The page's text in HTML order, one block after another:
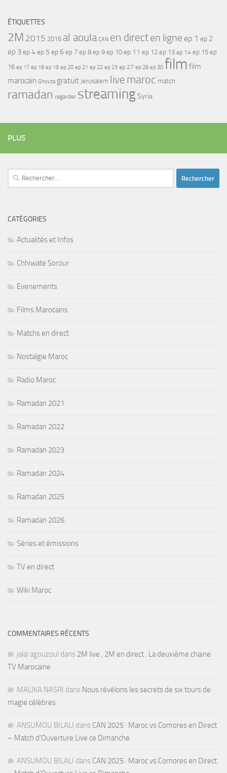
ÉTIQUETTES
2M 2015 2016 al aoula CAN en directen ligne ep 1 ep 2
ep 3ep 4ep 5 ep 6 ep 7 ep 8 ep 9 ep 10 ep 11 ep 12 ep 13 ep 14 ep 15 ep
16 ep 17 ep 18 ep 19 ep 20 ep 21 ep 22 ep 23 ep 27 ep 28 ep 30 film film
marocain Ghouta gratuit Jerusalem live maroc match
ramadan regarder streamingSyria
PLUS
Rechercher :
CATÉGORIES
Actualités et Infos
Chhiwate Sorour
Evenements
Films Marocains
Matchs en direct
Nostalgie Maroc
Radio Maroc
Ramadan 2021
Ramadan 2022
Ramadan 2023
Ramadan 2024
Ramadan 2025
Ramadan 2026
Séries et émissions
TV en direct
Wiki Maroc
COMMENTAIRES RÉCENTS
jalal agouzoul dans 2M live , 2M en direct : La deuxième chaine
TV Marocaine
MALIKA NASRI dans Nous révélons les secrets de six tours de
magie célèbres
ANSUMOU BILALI dans CAN 2025 : Maroc vs Comores en Direct
– Match d’Ouverture Live ce Dimanche
ANSUMOU BILALI dans CAN 2025 : Maroc vs Comores en Direct